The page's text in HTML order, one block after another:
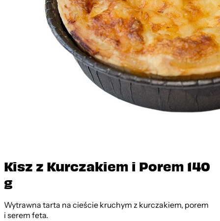
Kisz z Kurczakiem i Porem 140
g
Wytrawna tarta na cieście kruchym z kurczakiem, porem
i serem feta.